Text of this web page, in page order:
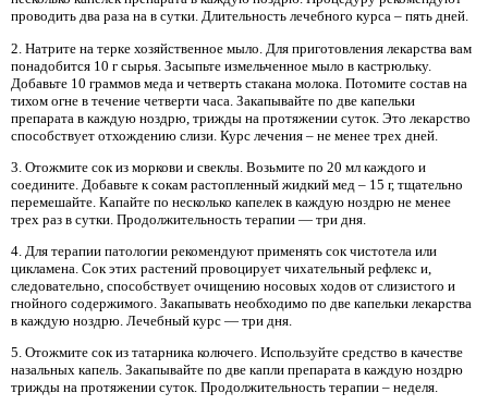
проводить два раза на в сутки. Длительность лечебного курса – пять дней.
2. Натрите на терке хозяйственное мыло. Для приготовления лекарства вам
понадобится 10 г сырья. Засыпьте измельченное мыло в кастрюльку.
Добавьте 10 граммов меда и четверть стакана молока. Потомите состав на
тихом огне в течение четверти часа. Закапывайте по две капельки
препарата в каждую ноздрю, трижды на протяжении суток. Это лекарство
способствует отхождению слизи. Курс лечения – не менее трех дней.
3. Отожмите сок из моркови и свеклы. Возьмите по 20 мл каждого и
соедините. Добавьте к сокам растопленный жидкий мед – 15 г, тщательно
перемешайте. Капайте по несколько капелек в каждую ноздрю не менее
трех раз в сутки. Продолжительность терапии — три дня.
4. Для терапии патологии рекомендуют применять сок чистотела или
цикламена. Сок этих растений провоцирует чихательный рефлекс и,
следовательно, способствует очищению носовых ходов от слизистого и
гнойного содержимого. Закапывать необходимо по две капельки лекарства
в каждую ноздрю. Лечебный курс — три дня.
5. Отожмите сок из татарника колючего. Используйте средство в качестве
назальных капель. Закапывайте по две капли препарата в каждую ноздрю
трижды на протяжении суток. Продолжительность терапии – неделя.